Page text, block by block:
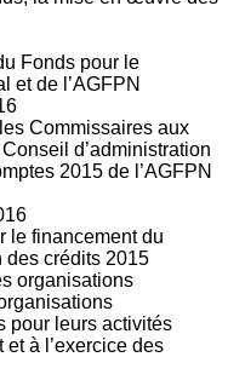
Fonds pour le
et de l’AGFPN
Commissaires aux
d’administration
2015 de l’AGFPN
le financement du
des crédits 2015
organisations
pour leurs activités
à l’exercice des